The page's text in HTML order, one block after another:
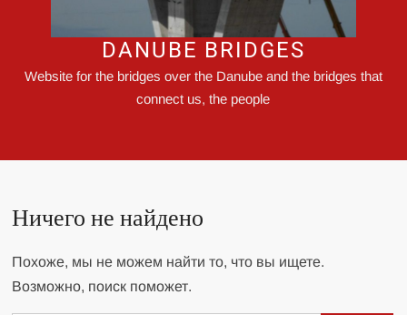
DANUBE BRIDGES
Website for the bridges over the Danube and the bridges that
connect us, the people
Ничего не найдено
Похоже, мы не можем найти то, что вы ищете.
Возможно, поиск поможет.